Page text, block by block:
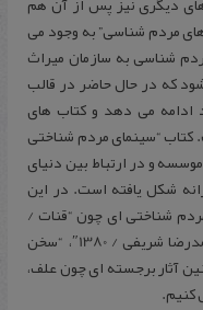
مردم شناسی” به وجود می
شناسی به سازمان میراث
که در حال حاضر در قالب
می دهد و کتاب های
کتاب “سینمای مردم شناختی
و در ارتباط بین دنیای
شکل یافته است. در این
شناختی ای چون “قنات /
عبدالحسین بقاییان / 1370″، “آستاره / محمدرضا شریفی / 1380″، “سخن
و… ، و هم چنین آثار برجسته ای چون علف،
کنیم.